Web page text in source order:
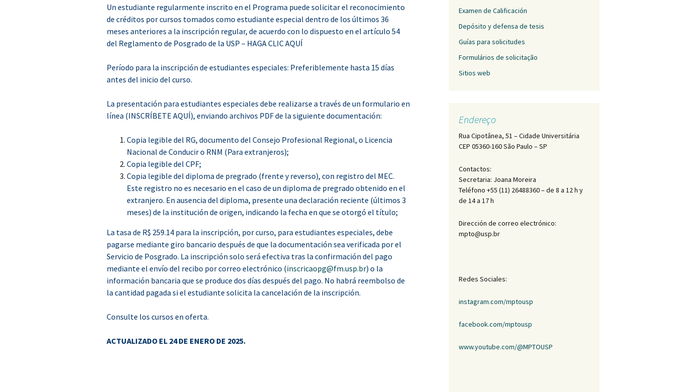
Un estudiante regularmente inscrito en el Programa puede solicitar el reconocimiento
de créditos por cursos tomados como estudiante especial dentro de los últimos 36
meses anteriores a la inscripción regular, de acuerdo con lo dispuesto en el artículo 54
del Reglamento de Posgrado de la USP – HAGA CLIC AQUÍ
Período para la inscripción de estudiantes especiales: Preferiblemente hasta 15 días
antes del inicio del curso.
La presentación para estudiantes especiales debe realizarse a través de un formulario en
línea (INSCRÍBETE AQUÍ), enviando archivos PDF de la siguiente documentación:
Copia legible del RG, documento del Consejo Profesional Regional, o Licencia
Nacional de Conducir o RNM (Para extranjeros);
Copia legible del CPF;
Copia legible del diploma de pregrado (frente y reverso), con registro del MEC.
Este registro no es necesario en el caso de un diploma de pregrado obtenido en el
extranjero. En ausencia del diploma, presente una declaración reciente (últimos 3
meses) de la institución de origen, indicando la fecha en que se otorgó el título;
La tasa de R$ 259.14 para la inscripción, por curso, para estudiantes especiales, debe
pagarse mediante giro bancario después de que la documentación sea verificada por el
Servicio de Posgrado. La inscripción solo será efectiva tras la confirmación del pago
mediante el envío del recibo por correo electrónico (inscricaopg@fm.usp.br) o la
información bancaria que se produce dos días después del pago. No habrá reembolso de
la cantidad pagada si el estudiante solicita la cancelación de la inscripción.
Consulte los cursos en oferta.
ACTUALIZADO EL 24 DE ENERO DE 2025.
Examen de Calificación
Depósito y defensa de tesis
Guías para solicitudes
Formulários de solicitação
Sitios web
Endereço
Rua Cipotânea, 51 – Cidade Universitária
CEP 05360-160 São Paulo – SP
Contactos:
Secretaria: Joana Moreira
Teléfono +55 (11) 26488360 – de 8 a 12 h y
de 14 a 17 h
Dirección de correo electrónico:
mpto@usp.br
Redes Sociales:
instagram.com/mptousp
facebook.com/mptousp
www.youtube.com/@MPTOUSP